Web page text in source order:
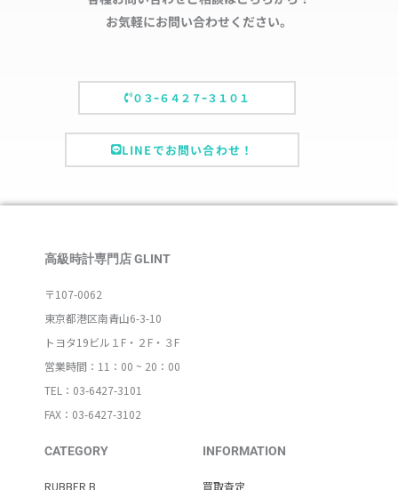
お気軽にお問い合わせください。
０３ｰ６４２７ｰ３１０１
LINEでお問い合わせ！
高級時計専門店 GLINT
〒107-0062
東京都港区南青山6-3-10
トヨタ19ビル１F・２F・３F
営業時間：11：00 ~ 20：00
TEL：03-6427-3101
FAX：03-6427-3102
CATEGORY
RUBBER B
INFORMATION
買取査定